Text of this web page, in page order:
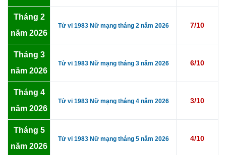
Tháng 2
năm 2026
Tử vi 1983 Nữ mạng tháng 2 năm 2026 7/10
Tháng 3
năm 2026
Tử vi 1983 Nữ mạng tháng 3 năm 2026 6/10
Tháng 4
năm 2026
Tử vi 1983 Nữ mạng tháng 4 năm 2026 3/10
Tháng 5
năm 2026
Tử vi 1983 Nữ mạng tháng 5 năm 2026 4/10